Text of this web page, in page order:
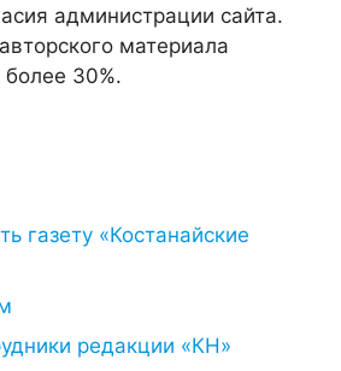
администрации сайта.
материала
30%.
газету «Костанайские
редакции «КН»